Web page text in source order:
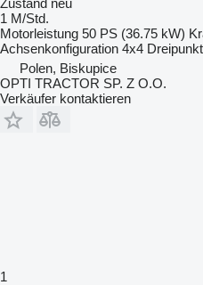
1 M/Std.
Motorleistung 50 PS (36.75 kW)
Achsenkonfiguration 4x4
Polen, Biskupice
OPTI TRACTOR SP. Z O.O.
Verkäufer kontaktieren
1